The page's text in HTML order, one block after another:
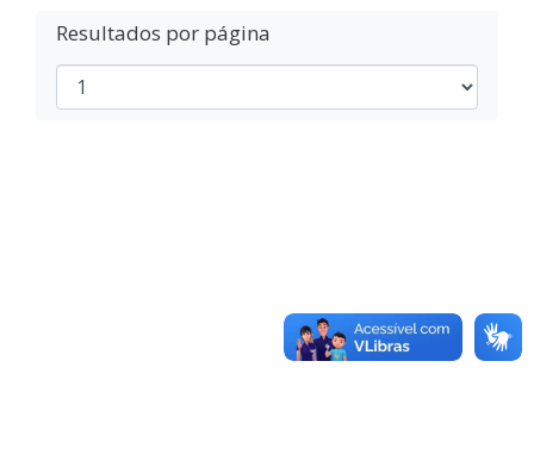
Resultados por página